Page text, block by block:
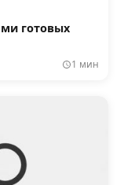
готовых
1 мин